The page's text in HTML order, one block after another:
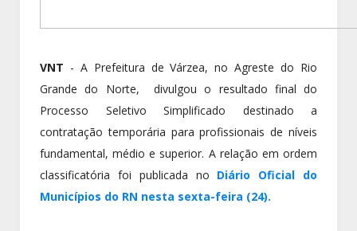
VNT - A Prefeitura de Várzea, no Agreste do Rio
Grande do Norte, divulgou o resultado final do
Processo Seletivo Simplificado destinado a
contratação temporária para profissionais de níveis
fundamental, médio e superior. A relação em ordem
classificatória foi publicada no Diário Oficial do
Municípios do RN nesta sexta-feira (24).